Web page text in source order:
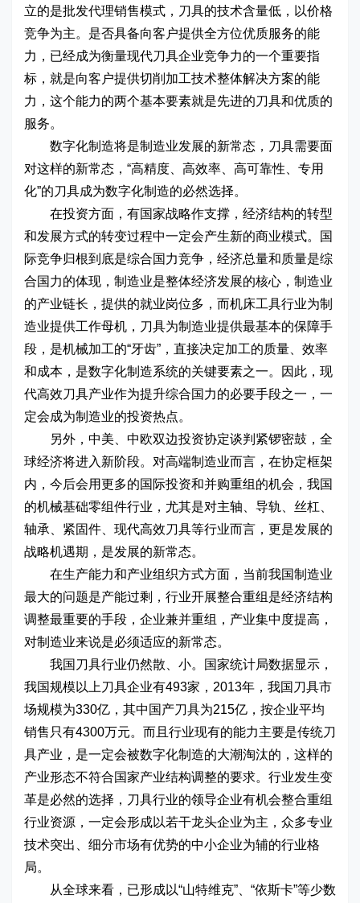
立的是批发代理销售模式，刀具的技术含量低，以价格
竞争为主。是否具备向客户提供全方位优质服务的能
力，已经成为衡量现代刀具企业竞争力的一个重要指
标，就是向客户提供切削加工技术整体解决方案的能
力，这个能力的两个基本要素就是先进的刀具和优质的
服务。
数字化制造将是制造业发展的新常态，刀具需要面
对这样的新常态，“高精度、高效率、高可靠性、专用
化”的刀具成为数字化制造的必然选择。
在投资方面，有国家战略作支撑，经济结构的转型
和发展方式的转变过程中一定会产生新的商业模式。国
际竞争归根到底是综合国力竞争，经济总量和质量是综
合国力的体现，制造业是整体经济发展的核心，制造业
的产业链长，提供的就业岗位多，而机床工具行业为制
造业提供工作母机，刀具为制造业提供最基本的保障手
段，是机械加工的“牙齿”，直接决定加工的质量、效率
和成本，是数字化制造系统的关键要素之一。因此，现
代高效刀具产业作为提升综合国力的必要手段之一，一
定会成为制造业的投资热点。
另外，中美、中欧双边投资协定谈判紧锣密鼓，全
球经济将进入新阶段。对高端制造业而言，在协定框架
内，今后会用更多的国际投资和并购重组的机会，我国
的机械基础零组件行业，尤其是对主轴、导轨、丝杠、
轴承、紧固件、现代高效刀具等行业而言，更是发展的
战略机遇期，是发展的新常态。
在生产能力和产业组织方式方面，当前我国制造业
最大的问题是产能过剩，行业开展整合重组是经济结构
调整最重要的手段，企业兼并重组，产业集中度提高，
对制造业来说是必须适应的新常态。
我国刀具行业仍然散、小。国家统计局数据显示，
我国规模以上刀具企业有493家，2013年，我国刀具市
场规模为330亿，其中国产刀具为215亿，按企业平均
销售只有4300万元。而且行业现有的能力主要是传统刀
具产业，是一定会被数字化制造的大潮淘汰的，这样的
产业形态不符合国家产业结构调整的要求。行业发生变
革是必然的选择，刀具行业的领导企业有机会整合重组
行业资源，一定会形成以若干龙头企业为主，众多专业
技术突出、细分市场有优势的中小企业为辅的行业格
局。
从全球来看，已形成以“山特维克”、“依斯卡”等少数